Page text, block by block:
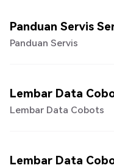
Panduan Servis
Panduan Servis
Lembar Data
Lembar Data Cobots
Lembar Data